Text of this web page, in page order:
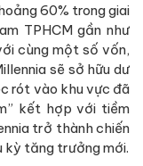
60% trong giai
TPHCM gần như
cùng một số vốn,
sẽ sở hữu dư
rót vào khu vực đã
kết hợp với tiềm
trở thành chiến
kỳ tăng trưởng mới.